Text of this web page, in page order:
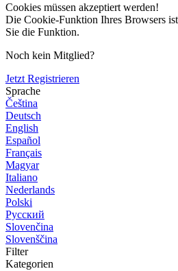
Cookies müssen akzeptiert werden!
Die Cookie-Funktion Ihres Browsers
Sie die Funktion.
Noch kein Mitglied?
Jetzt Registrieren
Sprache
Čeština
Deutsch
English
Español
Français
Magyar
Italiano
Nederlands
Polski
Русский
Slovenčina
Slovenščina
Filter
Kategorien